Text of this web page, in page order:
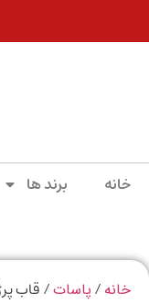
خانه برند ها
خانه / پاسات/ قاب